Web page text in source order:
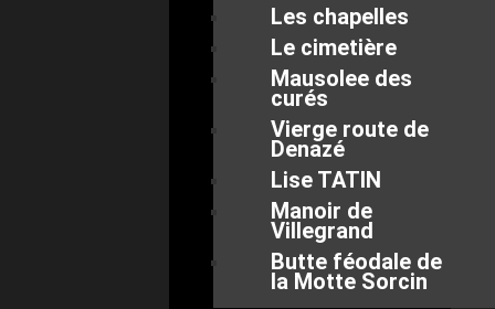
Les chapelles
Le cimetière
Mausolee des
curés
Vierge route de
Denazé
Lise TATIN
Manoir de
Villegrand
Butte féodale de
la Motte Sorcin